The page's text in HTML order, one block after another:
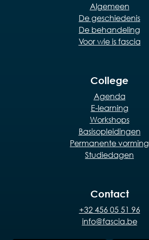
Algemeen
De geschiedenis
De behandeling
Voor wie is fascia
College
Agenda
E-learning
Workshops
Basisopleidingen
Permanente vorming
Studiedagen
Contact
+32 456 05 51 96
info@fascia.be